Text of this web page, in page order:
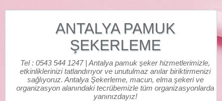
ANTALYA PAMUK
ŞEKERLEME
Tel : 0543 544 1247 | Antalya pamuk şeker hizmetlerimizle,
etkinliklerinizi tatlandırıyor ve unutulmaz anılar biriktirmenizi
sağlıyoruz. Antalya Şekerleme, macun, elma şekeri ve
organizasyon alanındaki tecrübemizle tüm organizasyonlarda
yanınızdayız!